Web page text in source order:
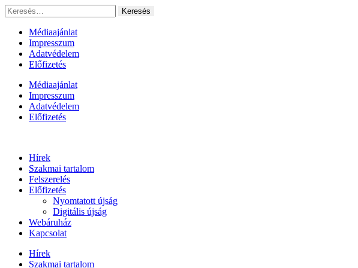
Ugrás
a
tartalomhoz
Keresés:
Médiaajánlat
Impresszum
Adatvédelem
Előfizetés
Médiaajánlat
Impresszum
Adatvédelem
Előfizetés
Hírek
Szakmai tartalom
Felszerelés
Előfizetés
Nyomtatott újság
Digitális újság
Webáruház
Kapcsolat
Hírek
Szakmai tartalom